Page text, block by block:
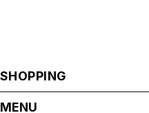
SHOPPING
MENU